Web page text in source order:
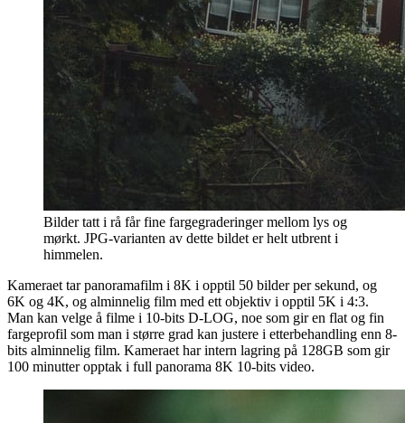
Bilder tatt i rå får fine fargegraderinger mellom lys og
mørkt. JPG-varianten av dette bildet er helt utbrent i
himmelen.
Kameraet tar panoramafilm i 8K i opptil 50 bilder per sekund, og
6K og 4K, og alminnelig film med ett objektiv i opptil 5K i 4:3.
Man kan velge å filme i 10-bits D-LOG, noe som gir en flat og fin
fargeprofil som man i større grad kan justere i etterbehandling enn 8-
bits alminnelig film. Kameraet har intern lagring på 128GB som gir
100 minutter opptak i full panorama 8K 10-bits video.